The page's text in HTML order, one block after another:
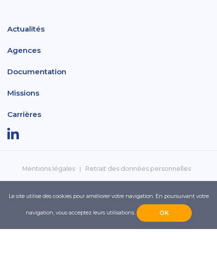
Actualités
Agences
Documentation
Missions
Carrières
Mentions légales Retrait des données personnelles
Le site utilise des cookies pour améliorer votre navigation. En poursuivant votre
navigation, vous acceptez leurs utilisations. OK